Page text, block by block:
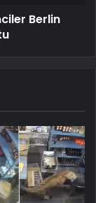
Berlin